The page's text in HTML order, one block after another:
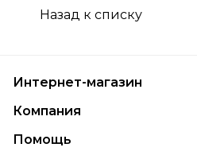
Назад к списку
Интернет-магазин
Компания
Помощь